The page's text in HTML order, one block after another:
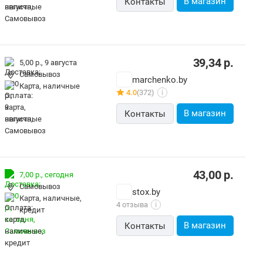
5,00 р., 9 августа
Самовывоз
карта, наличные
39,34р.
marchenko.by
4.0(372) i
Контакты В магазин
7,00 р., сегодня
Самовывоз
карта, наличные,
кредит
43,00р.
stox.by
4 отзыва i
Контакты В магазин